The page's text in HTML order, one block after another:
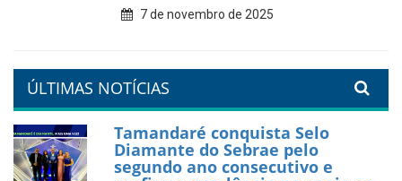
7 de novembro de 2025
ÚLTIMAS NOTÍCIAS
Tamandaré conquista Selo
Diamante do Sebrae pelo
segundo ano consecutivo e